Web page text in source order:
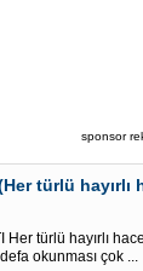
sponsor
türlü
Her türlü hayırlı
okunması çok ...